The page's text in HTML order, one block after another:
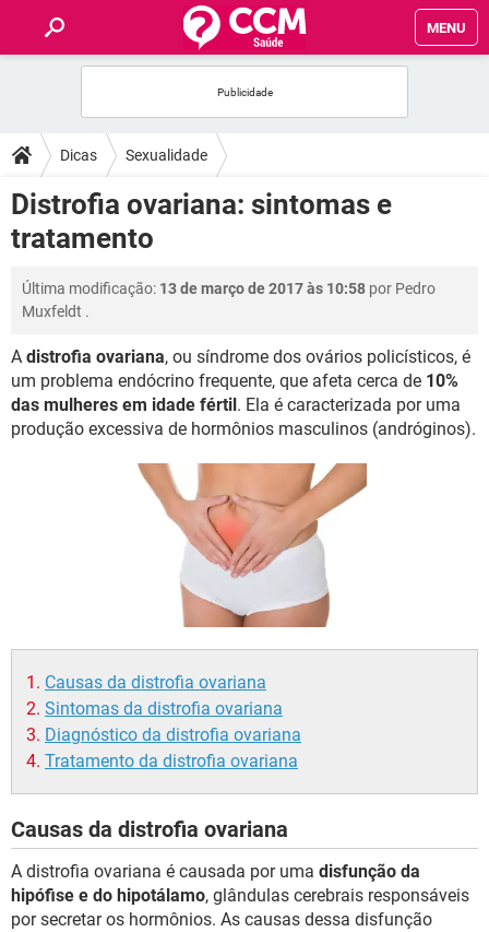
MENU
FÓRUM
SAÚDE
FAMÍLIA
NUTRIÇÃO
BEM-ESTAR
SEXUALIDADE
Dicas Sexualidade
Distrofia ovariana: sintomas e
tratamento
Última modificação: 13 de março de 2017 às 10:58 por Pedro
Muxfeldt .
A distrofia ovariana, ou síndrome dos ovários policísticos, é
um problema endócrino frequente, que afeta cerca de 10%
das mulheres em idade fértil. Ela é caracterizada por uma
produção excessiva de hormônios masculinos (andróginos).
Causas da distrofia ovariana
Sintomas da distrofia ovariana
Diagnóstico da distrofia ovariana
Tratamento da distrofia ovariana
Causas da distrofia ovariana
A distrofia ovariana é causada por uma disfunção da
hipófise e do hipotálamo, glândulas cerebrais responsáveis
por secretar os hormônios. As causas dessa disfunção